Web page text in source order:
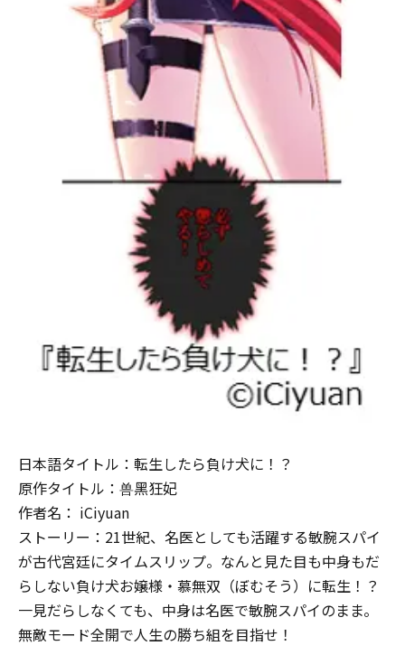
日本語タイトル：転生したら負け犬に！？
原作タイトル：兽黑狂妃
作者名： iCiyuan
ストーリー：21世紀、名医としても活躍する敏腕スパイ
が古代宮廷にタイムスリップ。なんと見た目も中身もだ
らしない負け犬お嬢様・慕無双（ぼむそう）に転生！？
一見だらしなくても、中身は名医で敏腕スパイのまま。
無敵モード全開で人生の勝ち組を目指せ！